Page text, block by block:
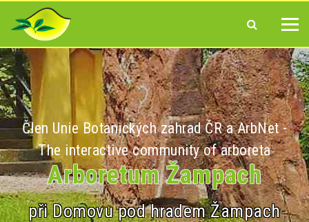
Člen Unie Botanických zahrad ČR a ArbNet -
The interactive community of arboreta
Arboretum Žampach
při Domovu pod hradem Žampach